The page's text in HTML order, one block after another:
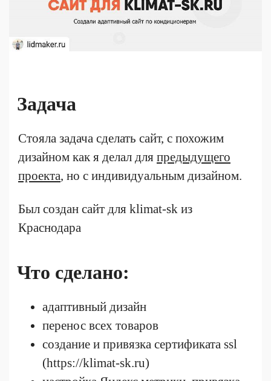
Задача
Стояла задача сделать сайт, с похожим
дизайном как я делал для предыдущего
проекта, но с индивидуальным дизайном.
Был создан сайт для klimat-sk из
Краснодара
Что сделано:
адаптивный дизайн
перенос всех товаров
создание и привязка сертификата ssl
(https://klimat-sk.ru)